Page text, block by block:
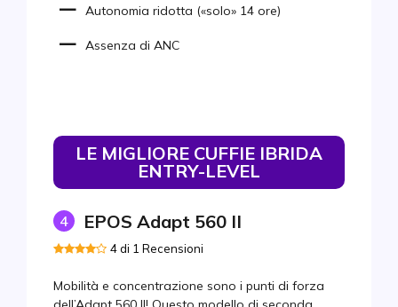
Autonomia ridotta («solo» 14 ore)
Assenza di ANC
LE MIGLIORE CUFFIE IBRIDA
ENTRY-LEVEL
4 EPOS Adapt 560 II
4 di 1 Recensioni
Mobilità e concentrazione sono i punti di forza